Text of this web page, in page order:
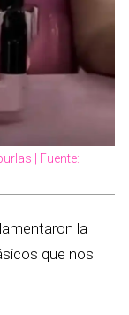
| Fuente:
la
que nos